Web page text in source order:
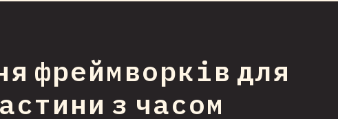
фреймворків для
з часом